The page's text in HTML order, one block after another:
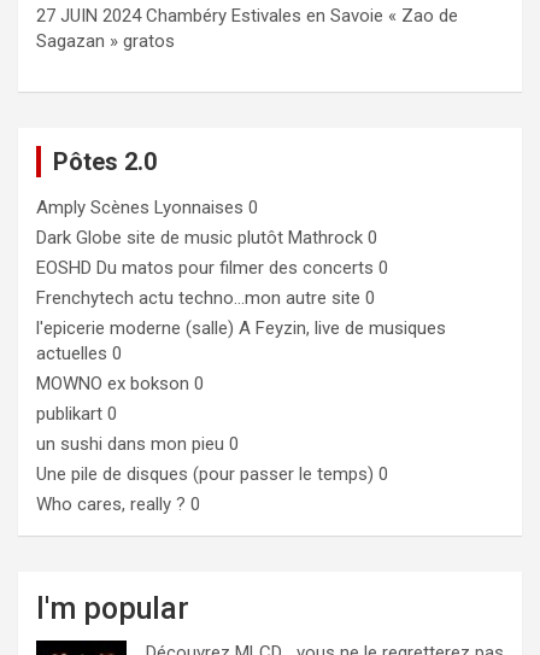
27 JUIN 2024 Chambéry Estivales en Savoie « Zao de
Sagazan » gratos
Pôtes 2.0
Amply Scènes Lyonnaises 0
Dark Globe site de music plutôt Mathrock 0
EOSHD Du matos pour filmer des concerts 0
Frenchytech actu techno…mon autre site 0
l'epicerie moderne (salle) A Feyzin, live de musiques
actuelles 0
MOWNO ex bokson 0
publikart 0
un sushi dans mon pieu 0
Une pile de disques (pour passer le temps) 0
Who cares, really ? 0
I'm popular